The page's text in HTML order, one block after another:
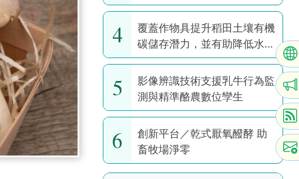
4
覆蓋作物具提升稻田土壤有機
碳儲存潛力，並有助降低水稻
耕作全球暖化潛勢
5
影像辨識技術支援乳牛行為監
測與精準酪農數位孿生
6
創新平台／乾式厭氧醱酵 助
畜牧場淨零